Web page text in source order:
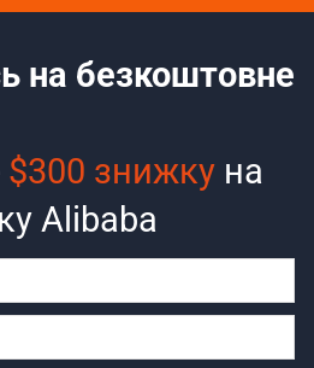
на безкоштовне
$300 знижку на
Alibaba